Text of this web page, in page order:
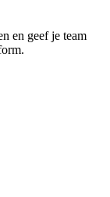
en geef je team